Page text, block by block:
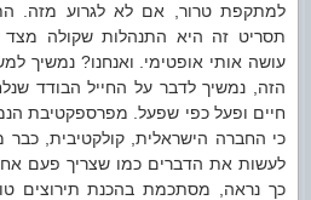
למתקפת טרור, אם לא לגרוע מזה.
תסריט זה היא התנהלות שקולה
עושה אותי אופטימי. ואנחנו? נמשיך
הזה, נמשיך לדבר על החייל הבודד
חיים ופעל כפי שפעל. מפרספקטיבת
כי החברה הישראלית, קולקטיבית, כבר
לעשות את הדברים כמו שצריך פעם
כך נראה, מסתכמת בהכנת תירוצים